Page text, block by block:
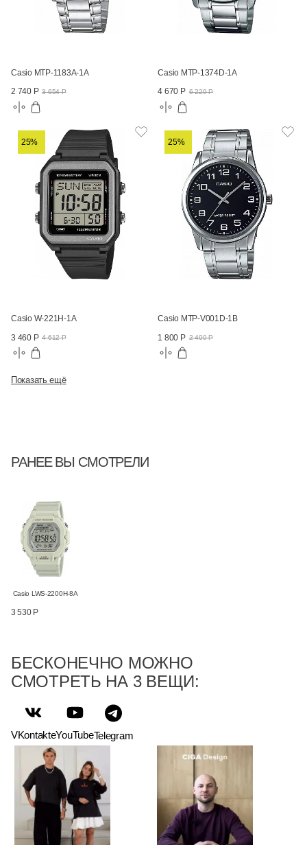
Casio MTP-1183A-1A
2 740 Р 3 654 Р
Casio MTP-1374D-1A
4 670 Р 6 229 Р
25%
Casio W-221H-1A
3 460 Р 4 612 Р
25%
Casio MTP-V001D-1B
1 800 Р 2 400 Р
Показать ещё
РАНЕЕ ВЫ СМОТРЕЛИ
Casio LWS-2200H-8A
3 530 Р
БЕСКОНЕЧНО МОЖНО
СМОТРЕТЬ НА 3 ВЕЩИ:
VKontakteYouTubeTelegram